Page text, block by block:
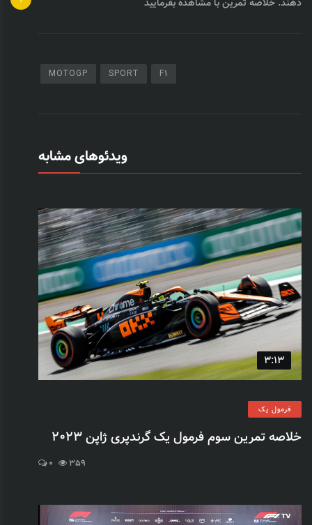
MOTOGP SPORT F1
ویدئوهای مشابه
3:13
فرمول یک
خلاصه تمرین سوم فرمول یک گرندپری ژاپن 2023
0 359